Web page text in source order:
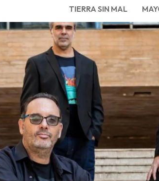
TIERRA SIN MAL